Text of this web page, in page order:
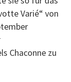
Varié“ von
Chaconne zu